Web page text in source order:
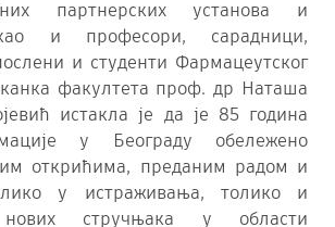
партнерских установа и
и професори, сарадници,
и студенти Фармацеутског
факултета проф. др Наташа
истакла је да је 85 година
у Београду обележено
открићима, преданим радом и
у истраживања, толико и
нових стручњака у области